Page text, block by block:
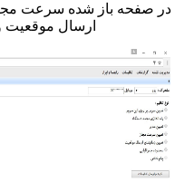
در صفحه باز شده سرعت
ارسال